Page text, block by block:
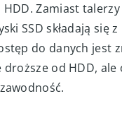
Zamiast talerzy
SSD składają się
do danych jest
droższe od HDD,